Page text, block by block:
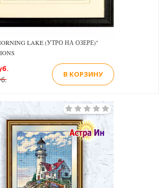
LAKE (УТРО НА ОЗЕРЕ)"
В КОРЗИНУ